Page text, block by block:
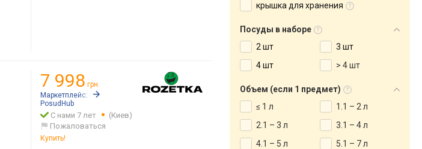
7 998 грн.
Маркетплейс:
Rozetka.ua
PosudHub
С нами 7 лет
(Киев)
Пожаловаться
Купить!
крышка для хранения
Посуды в наборе
2 шт
3 шт
4 шт
> 4 шт
Объем (если 1 предмет)
≤ 1 л
1.1 – 2 л
2.1 – 3 л
3.1 – 4 л
4.1 – 5 л
5.1 – 7 л